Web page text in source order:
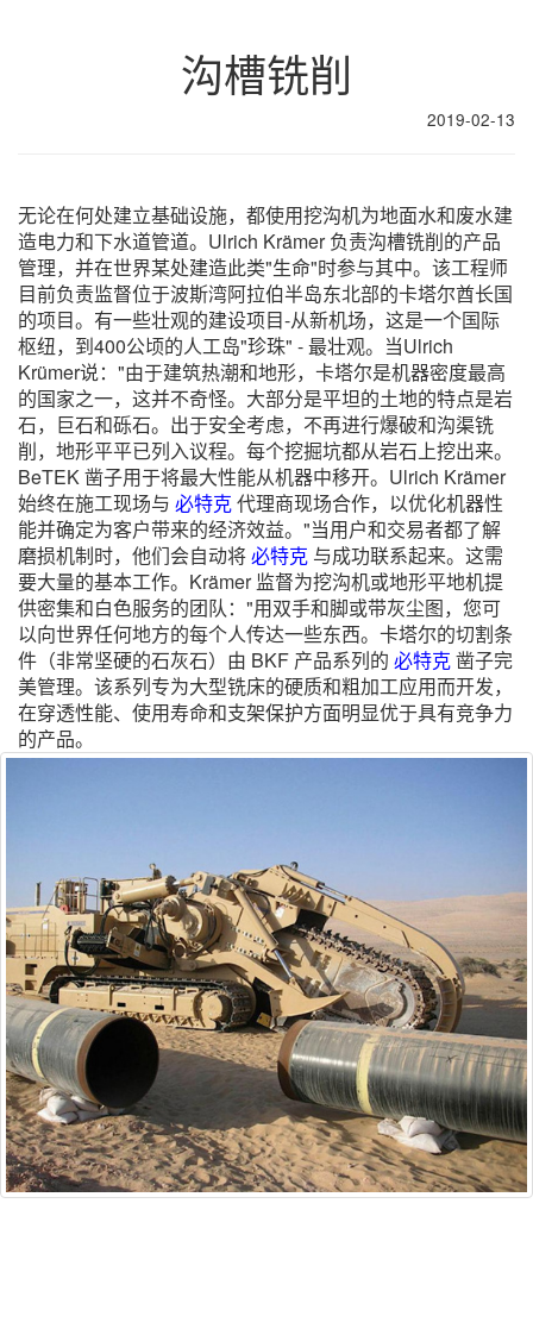
沟槽铣削
2019-02-13
无论在何处建立基础设施，都使用挖沟机为地面水和废水建
造电力和下水道管道。Ulrich Krämer 负责沟槽铣削的产品
管理，并在世界某处建造此类"生命"时参与其中。该工程师
目前负责监督位于波斯湾阿拉伯半岛东北部的卡塔尔酋长国
的项目。有一些壮观的建设项目-从新机场，这是一个国际
枢纽，到400公顷的人工岛"珍珠" - 最壮观。当Ulrich
Krümer说："由于建筑热潮和地形，卡塔尔是机器密度最高
的国家之一，这并不奇怪。大部分是平坦的土地的特点是岩
石，巨石和砾石。出于安全考虑，不再进行爆破和沟渠铣
削，地形平平已列入议程。每个挖掘坑都从岩石上挖出来。
BeTEK 凿子用于将最大性能从机器中移开。Ulrich Krämer
始终在施工现场与 必特克代理商现场合作，以优化机器性
能并确定为客户带来的经济效益。"当用户和交易者都了解
磨损机制时，他们会自动将必特克 与成功联系起来。这需
要大量的基本工作。Krämer 监督为挖沟机或地形平地机提
供密集和白色服务的团队："用双手和脚或带灰尘图，您可
以向世界任何地方的每个人传达一些东西。卡塔尔的切割条
件（非常坚硬的石灰石）由 BKF 产品系列的 必特克凿子完
美管理。该系列专为大型铣床的硬质和粗加工应用而开发，
在穿透性能、使用寿命和支架保护方面明显优于具有竞争力
的产品。